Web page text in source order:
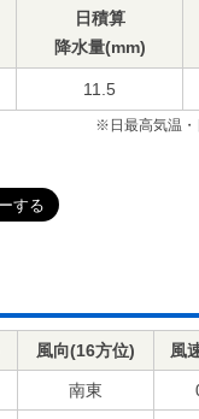
日積算
降水量(mm)
11.5
※日最高気温・
風向(16方位) 風
南東